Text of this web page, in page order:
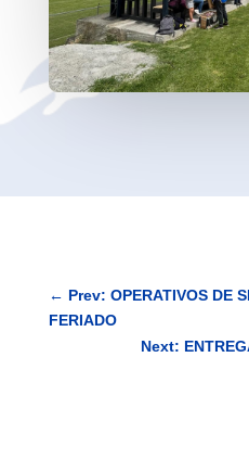
← Prev: OPERATIVOS DE
FERIADO
Next: